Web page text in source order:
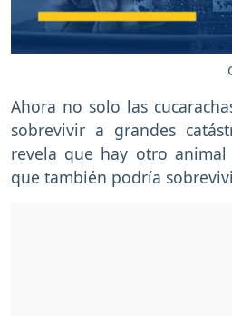
Ahora no solo las
sobrevivir a grandes
revela que hay otro
que también podría